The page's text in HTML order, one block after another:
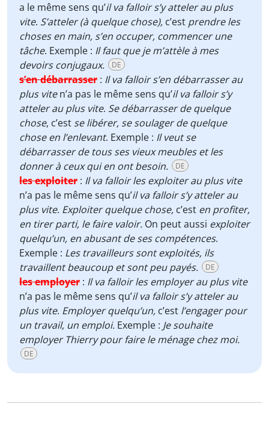
a le même sens qu’il va falloir s’y atteler au plus
vite. S’atteler (à quelque chose), c’est prendre les
choses en main, s’en occuper, commencer une
tâche. Exemple : Il faut que je m’attèle à mes
devoirs conjugaux.
DE
s’en débarrasser : Il va falloir s’en débarrasser au
plus viten’a pas le même sens qu’il va falloir s’y
atteler au plus vite. Se débarrasser de quelque
chose, c’est se libérer, se soulager de quelque
chose en l’enlevant. Exemple : Il veut se
débarrasser de tous ses vieux meubles et les
donner à ceux qui en ont besoin.
DE
les exploiter : Il va falloir les exploiter au plus vite
n’a pas le même sens qu’il va falloir s’y atteler au
plus vite. Exploiter quelque chose, c’est en profiter,
en tirer parti, le faire valoir. On peut aussi exploiter
quelqu’un, en abusant de ses compétences.
Exemple : Les travailleurs sont exploités, ils
travaillent beaucoup et sont peu payés.
DE
les employer : Il va falloir les employer au plus vite
n’a pas le même sens qu’il va falloir s’y atteler au
plus vite. Employer quelqu’un, c’est l’engager pour
un travail, un emploi. Exemple : Je souhaite
employer Thierry pour faire le ménage chez moi.
DE